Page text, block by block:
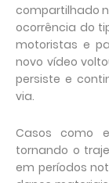
compartilhado
ocorrência do
motoristas e
novo vídeo
persiste e
via.
Casos como
tornando o
em períodos